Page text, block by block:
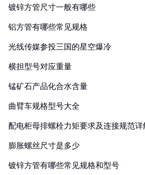
镀锌方管尺寸一般有哪些
铝方管有哪些常见规格
光线传媒参投三国的星空爆冷
横担型号对应重量
锰矿石产品化合水含量
曲臂车规格型号大全
配电柜母排螺栓力矩要求及连接规范详
膨胀螺丝尺寸是多少
镀锌方管有哪些常见规格和型号